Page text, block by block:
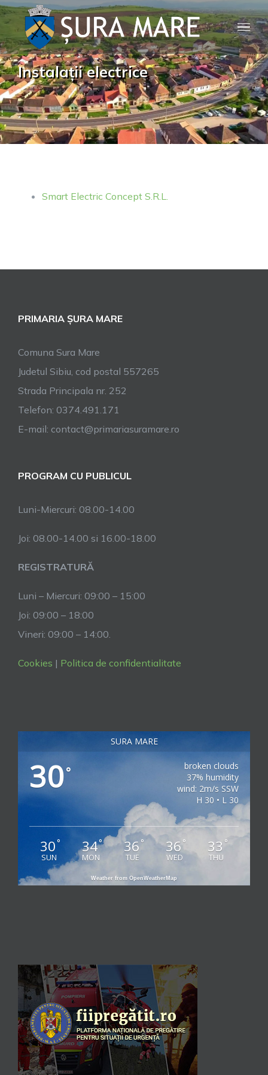
Skip
content
Instalații electrice
Smart Electric Concept S.R.L.
PRIMARIA ȘURA MARE
Comuna Sura Mare
Judetul Sibiu, cod postal 557265
Strada Principala nr. 252
Telefon: 0374.491.171
E-mail: contact@primariasuramare.ro
PROGRAM CU PUBLICUL
Luni-Miercuri: 08.00-14.00
Joi: 08.00-14.00 si 16.00-18.00
REGISTRATURĂ
Luni – Miercuri: 09:00 – 15:00
Joi: 09:00 – 18:00
Vineri: 09:00 – 14:00.
Cookies | Politica de confidentialitate
SURA MARE
30°
broken clouds
37% humidity
wind: 2m/s SSW
H 30 • L 30
30°
SUN
34°
MON
36°
TUE
36 °
WED
33 °
THU
Weather from OpenWeatherMap